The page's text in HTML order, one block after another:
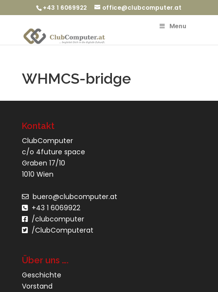
+43 1 6069922 office@clubcomputer.at
Menu
WHMCS-bridge
Kontakt
ClubComputer
c/o 4future space
Graben 17/10
1010 Wien
buero@clubcomputer.at
+43 1 6069922
/clubcomputer
/ClubComputerat
Über uns ….
Geschichte
Vorstand